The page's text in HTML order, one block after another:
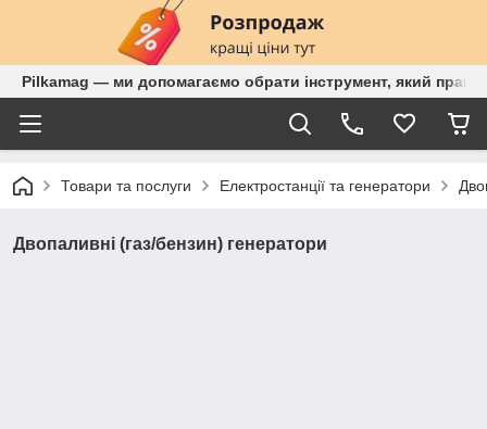
Pilkamag — ми допомагаємо обрати інструмент, який
Товари та послуги Електростанції та генератори
Двопаливні (газ/бензин) генератори